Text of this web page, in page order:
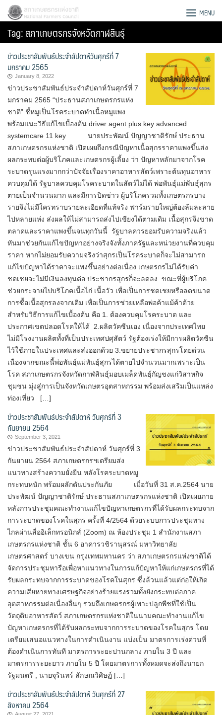
Skip
content
Search
for:
สภาเกษตรกรแห่งชาติ MENU
Tag:สภาเกษตรกรจังหวัดกาฬสินธุ์
ข่าวประชาสัมพันธ์ประจำสัปดาห์วันศุกร์ที่ 7
มกราคม 2565
January 8, 2022
ข่าวประชาสัมพันธ์ประจำสัปดาห์วันศุกร์ที่ 7
มกราคม 2565 “ประธานสภาเกษตรกรแห่ง
ชาติ” ชี้หมูเป็นโรคระบาดทำเนื้อหมูแพง
พร้อมแนะวิธีแก้ไขเบื้องต้น driver agent plus key advanced
systemcare 11 key นายประพัฒน์ ปัญญาชาติรักษ์ ประธาน
สภาเกษตรกรแห่งชาติ เปิดเผยถึงกรณีปัญหาเนื้อสุกรราคาแพงขึ้นส่ง
ผลกระทบต่อผู้บริโภคและเกษตรกรผู้เลี้ยง ว่า ปัญหาหลักมาจากโรค
ระบาดรุนแรงมากกว่าปัจจัยเรื่องราคาอาหารสัตว์เพราะต้นทุนอาหาร
ควบคุมได้ รัฐบาลควบคุมโรคระบาดในสัตว์ไม่ได้ พ่อพันธุ์แม่พันธุ์สุกร
ตายเป็นจำนวนมาก และมีการปิดข่าว ผู้บริโภครวมทั้งเกษตรกรบาง
รายจึงไม่มีใครทราบรายละเอียดที่แท้จริง ฟาร์มรายใหญ่ต้องล้มละลาย
ไปหลายแห่ง ส่งผลให้ไม่สามารถส่งไปเขียงได้ตามเดิม เนื้อสุกรจึงขาด
ตลาดและราคาแพงขึ้นจนทุกวันนี้ รัฐบาลควรยอมรับความจริงแล้ว
หันมาช่วยกันแก้ไขปัญหาอย่างจริงจังทั้งภาครัฐและหน่วยงานที่ควบคุม
ราคา หากไม่ยอมรับความจริงว่าสุกรเป็นโรคระบาดก็จะไม่สามารถ
แก้ไขปัญหาได้ราคาจะแพงขึ้นอย่างต่อเนื่อง เกษตรกรไม่ได้รับค่า
ชดเชยจะไม่มีเงินลงทุนต่อ ประชากรสุกรก็จะลดลง ขณะที่ผู้บริโภค
ช่วยกระจายไปบริโภคเนื้อไก่ เนื้อวัว เพื่อเป็นการชดเชยหรือลดขนาด
การซื้อเนื้อสุกรลงจากเดิม เพื่อเป็นการช่วยเหลือพ่อค้าแม้ค้าด้วย
สำหรับวิธีการแก้ไขเบื้องต้น คือ 1. ต้องควบคุมโรคระบาด และ
ประกาศเขตปลอดโรคให้ได้ 2.ผลิตวัคซีนเอง เนื่องจากประเทศไทย
ไม่มีโรงงานผลิตทั้งที่เป็นประเทศปศุสัตว์ รัฐต้องเร่งให้มีการผลิตวัคซีน
ไว้ใช้ภายในประเทศและส่งออกด้วย 3.ขยายประชากรสุกรโดยด่วน
เนื่องจากขณะนี้พ่อพันธุ์แม่พันธุ์สุกรได้ตายไปจำนวนมากเพราะเป็น
โรค สภาเกษตรกรจังหวัดกาฬสินธุ์มอบเมล็ดพันธุ์กัญชงแก่วิสาหกิจ
ชุมชน มุ่งสู่การเป็นจังหวัดเกษตรอุตสาหกรรม พร้อมส่งเสริมเป็นแหล่ง
ท่องเที่ยว […]
ข่าวประชาสัมพันธ์ประจำสัปดาห์ วันศุกร์ที่ 3
กันยายน 2564
September 3, 2021
ข่าวประชาสัมพันธ์ประจำสัปดาห์ วันศุกร์ที่ 3
กันยายน 2564 สภาเกษตรกรฯเตรียมส่ง
แนวทางสร้างความยั่งยืน หลังโรคระบาดหมู
กระทบหนัก พร้อมผลักดันประกันภัย เมื่อวันที่ 31 ส.ค.2564 นาย
ประพัฒน์ ปัญญาชาติรักษ์ ประธานสภาเกษตรกรแห่งชาติ เปิดเผยภาย
หลังการประชุมคณะทำงานแก้ไขปัญหาเกษตรกรที่ได้รับผลกระทบจาก
การระบาดของโรคในสุกร ครั้งที่ 4/2564 ด้วยระบบการประชุมทาง
ไกลผ่านสื่ออิเล็กทรอนิกส์ (Zoom) ณ ห้องประชุม 1 สำนักงานสภา
เกษตรกรแห่งชาติ ชั้น 6 อาคารวชิรานุสรณ์ มหาวิทยาลัย
เกษตรศาสตร์ บางเขน กรุงเทพมหานคร ว่า สภาเกษตรกรแห่งชาติได้
จัดการประชุมหารือเพื่อหาแนวทางในการแก้ปัญหาให้แก่เกษตรกรที่ได้
รับผลกระทบจากการระบาดของโรคในสุกร ซึ่งล้วนแล้วแต่ก่อให้เกิด
ความเสียหายทางเศรษฐกิจอย่างร้ายแรงรวมทั้งยังกระทบต่อภาค
อุตสาหกรรมต่อเนื่องอื่นๆ รวมถึงเกษตรกรผู้เพาะปลูกพืชที่ใช้เป็น
วัตถุดิบอาหารสัตว์ สภาเกษตรกรแห่งชาติในนามคณะทำงานแก้ไข
ปัญหาเกษตรกรที่ได้รับผลกระทบจากการระบาดของโรคในสุกร โดย
เตรียมเสนอแนวทางในการดำเนินงาน แบ่งเป็น มาตรการเร่งด่วนที่
ต้องดำเนินการทันที มาตรการระยะปานกลาง ภายใน 3 ปี และ
มาตรการระยะยาว ภายใน 5 ปี โดยมาตรการทั้งหมดจะส่งถึงนายก
รัฐมนตรี , นายจุรินทร์ ลักษณวิศิษฏ์ […]
ข่าวประชาสัมพันธ์ประจำสัปดาห์ วันศุกร์ที่ 27
สิงหาคม 2564